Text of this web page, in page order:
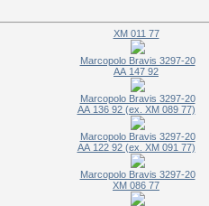
ХМ 011 77
Marcopolo Bravis 3297-20
АА 147 92
Marcopolo Bravis 3297-20
АА 136 92 (ех. ХМ 089 77)
Marcopolo Bravis 3297-20
АА 122 92 (ех. ХМ 091 77)
Marcopolo Bravis 3297-20
ХМ 086 77